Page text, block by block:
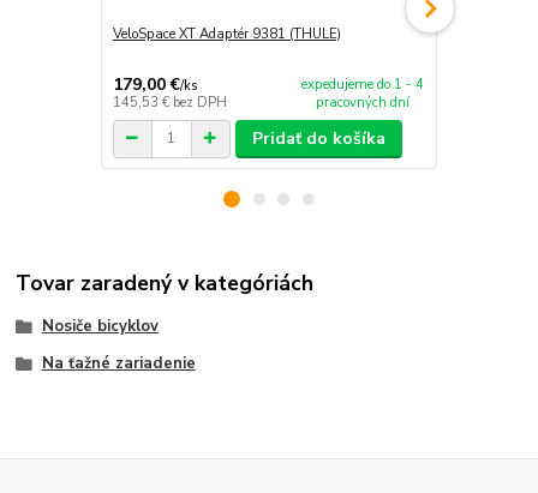
VeloSpace XT Adaptér 9381 (THULE)
179,00 €/ks
145,53 € bez DPH
expedujeme do 1 - 4
pracovných dní
Pridať do košíka
Tovar zaradený v kategóriách
Nosiče bicyklov
Na ťažné zariadenie